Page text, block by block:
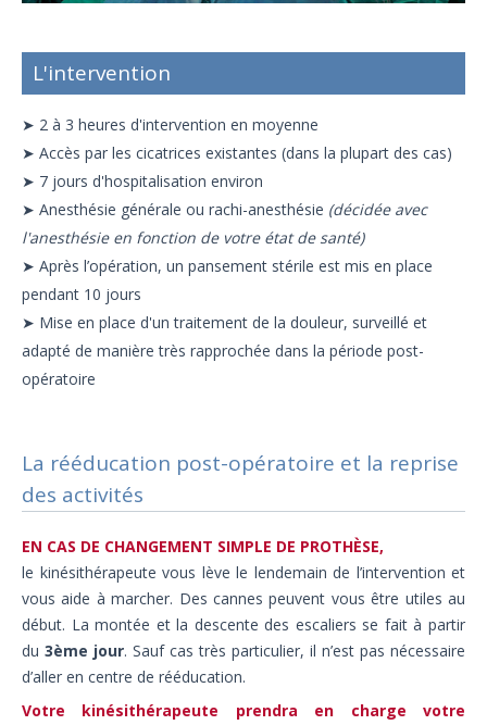
L'intervention
➤ 2 à 3 heures d'intervention en moyenne
➤ Accès par les cicatrices existantes (dans la plupart des cas)
➤ 7 jours d'hospitalisation environ
➤ Anesthésie générale ou rachi-anesthésie (décidée avec
l'anesthésie en fonction de votre état de santé)
➤ Après l’opération, un pansement stérile est mis en place
pendant 10 jours
➤ Mise en place d'un traitement de la douleur, surveillé et
adapté de manière très rapprochée dans la période post-
opératoire
La rééducation post-opératoire et la reprise
des activités
EN CAS DE CHANGEMENT SIMPLE DE PROTHÈSE,
le kinésithérapeute vous lève le lendemain de l’intervention et
vous aide à marcher. Des cannes peuvent vous être utiles au
début. La montée et la descente des escaliers se fait à partir
du 3ème jour. Sauf cas très particulier, il n’est pas nécessaire
d’aller en centre de rééducation.
Votre kinésithérapeute prendra en charge votre